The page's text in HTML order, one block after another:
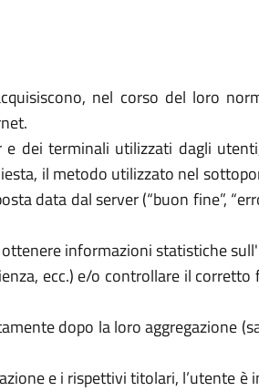
nel corso del loro
dei terminali utilizzati dagli
il metodo utilizzato nel
data dal server (“buon fine”,
informazioni statistiche
ecc.) e/o controllare il
dopo la loro aggregazione
e i rispettivi titolari, l’utente è